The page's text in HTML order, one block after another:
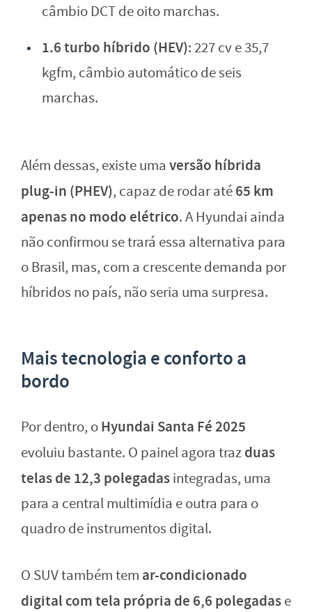
câmbio DCT de oito marchas.
1.6 turbo híbrido (HEV): 227 cv e 35,7
kgfm, câmbio automático de seis
marchas.
Além dessas, existe uma versão híbrida
plug-in (PHEV), capaz de rodar até65 km
apenas no modo elétrico. A Hyundai ainda
não confirmou se trará essa alternativa para
o Brasil, mas, com a crescente demanda por
híbridos no país, não seria uma surpresa.
Mais tecnologia e conforto a
bordo
Por dentro, oHyundai Santa Fé 2025
evoluiu bastante. O painel agora trazduas
telas de 12,3 polegadasintegradas, uma
para a central multimídia e outra para o
quadro de instrumentos digital.
O SUV também tem ar-condicionado
digital com tela própria de 6,6 polegadase